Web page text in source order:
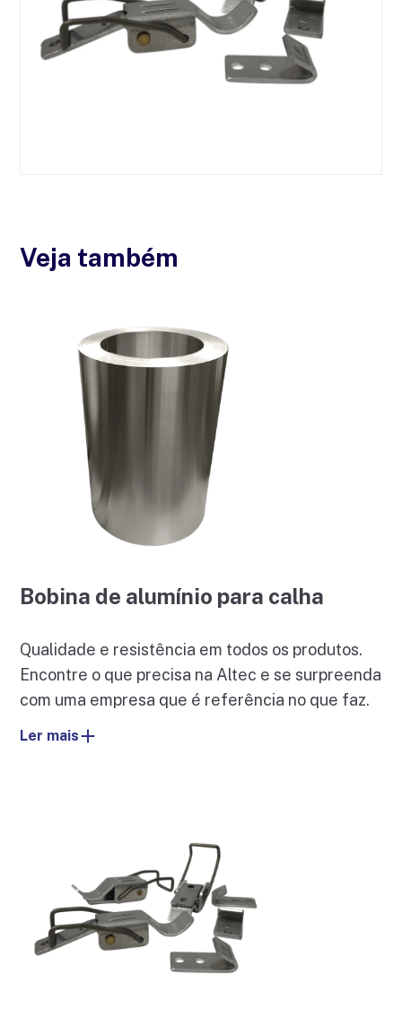
Veja também
Bobina de alumínio para calha
Qualidade e resistência em todos os produtos.
Encontre o que precisa na Altec e se surpreenda
com uma empresa que é referência no que faz.
Ler mais